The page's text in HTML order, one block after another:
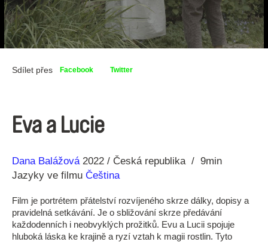
Sdílet přes Facebook Twitter
Eva a Lucie
Režie
Dana Balážová
Rok 2022 Česká republika
9min
Jazyky ve filmu Čeština
Film je portrétem přátelství rozvíjeného skrze dálky, dopisy a
pravidelná setkávání. Je o sbližování skrze předávání
každodenních i neobvyklých prožitků. Evu a Lucii spojuje
hluboká láska ke krajině a ryzí vztah k magii rostlin. Tyto